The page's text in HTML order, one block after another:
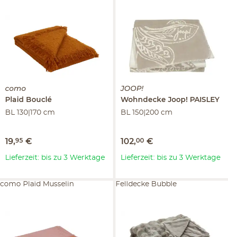
como
Plaid
Bouclé
BL 130|170 cm
19,95 €
Lieferzeit: bis zu 3 Werktage
JOOP!
Wohndecke Joop! PAISLEY
BL 150|200 cm
102,00 €
Lieferzeit: bis zu 3 Werktage
como Plaid Musselin Felldecke Bubble